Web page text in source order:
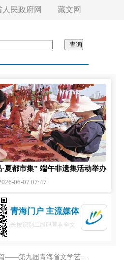
人民政府网 藏文网
遗集活动举办
新格局
旺季
初播出
区域精品旅游矩阵
筑牢文旅行业安全防线
超级音乐节正式开售
这周六，端午非遗集亮相...
新破解监管堵点难点
——第九届青海省文学艺...
夏都市集” 端午非遗集活动举办
06-07 07:47
青海门户 主流媒体
长按识别二维码查看全文